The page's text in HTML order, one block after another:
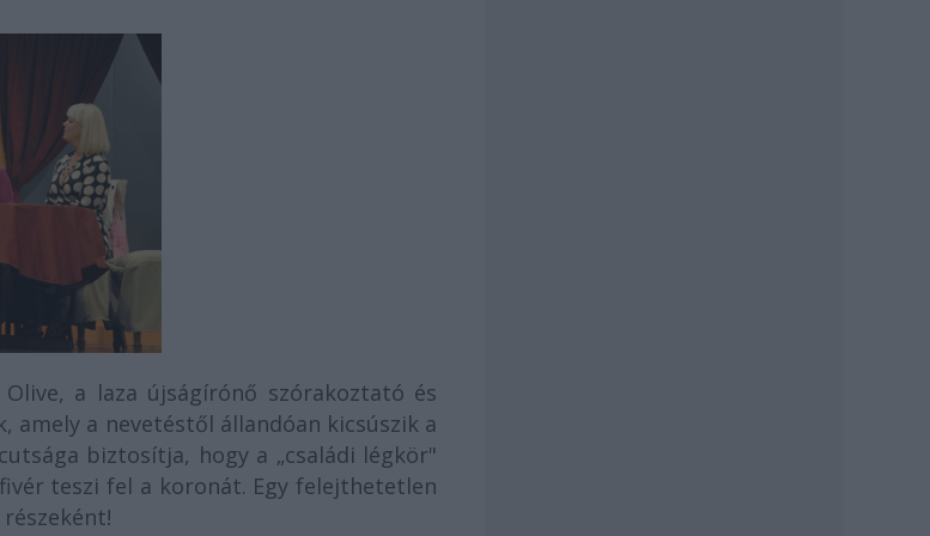
a laza újságírónő szórakoztató és
a nevetéstől állandóan kicsúszik a
biztosítja, hogy a „családi légkör"
teszi fel a koronát. Egy felejthetetlen